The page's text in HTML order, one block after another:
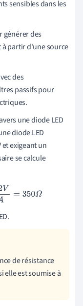
sensibles dans les
générer des
partir d'une source
des
passifs pour
une diode LED
diode LED
exigeant un
se calcule
=350Ω
de résistance
elle est soumise à